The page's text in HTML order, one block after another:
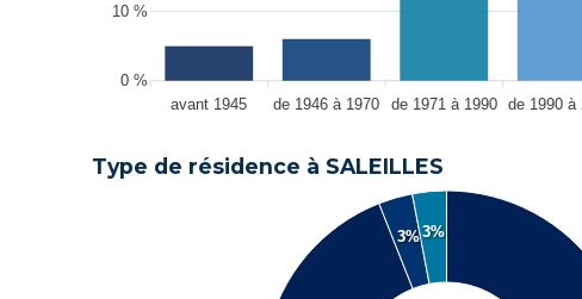
10 %
0 %
avant 1945
de 1946 à 1970 de 1971 à 1990 de 1990 à
Type de résidence à SALEILLES
3%3%